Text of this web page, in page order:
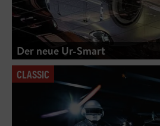
Der neue Ur-Smart
CLASSIC